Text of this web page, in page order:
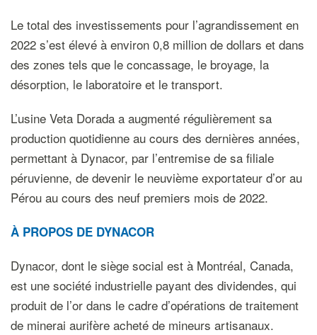
Le total des investissements pour l’agrandissement en
2022 s’est élevé à environ 0,8 million de dollars et dans
des zones tels que le concassage, le broyage, la
désorption, le laboratoire et le transport.
L’usine Veta Dorada a augmenté régulièrement sa
production quotidienne au cours des dernières années,
permettant à Dynacor, par l’entremise de sa filiale
péruvienne, de devenir le neuvième exportateur d’or au
Pérou au cours des neuf premiers mois de 2022.
À PROPOS DE DYNACOR
Dynacor, dont le siège social est à Montréal, Canada,
est une société industrielle payant des dividendes, qui
produit de l’or dans le cadre d’opérations de traitement
de minerai aurifère acheté de mineurs artisanaux.